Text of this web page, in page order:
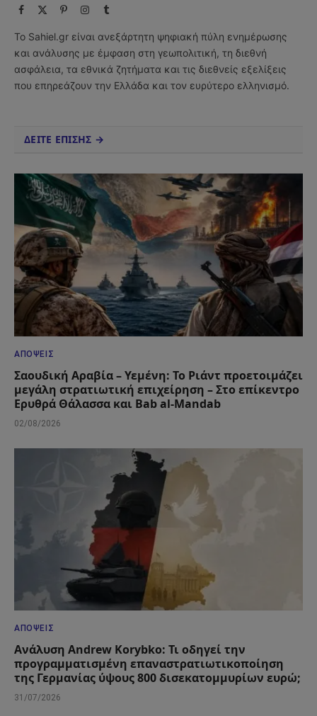
Facebook PinterestInstagram
Tumblr
Το Sahiel.gr είναι ανεξάρτητη ψηφιακή πύλη ενημέρωσης
και ανάλυσης με έμφαση στη γεωπολιτική, τη διεθνή
ασφάλεια, τα εθνικά ζητήματα και τις διεθνείς εξελίξεις
που επηρεάζουν την Ελλάδα και τον ευρύτερο ελληνισμό.
ΔΕΙΤΕ ΕΠΙΣΗΣ →
ΑΠΌΨΕΙΣ
Σαουδική Αραβία – Υεμένη: Το Ριάντ προετοιμάζει
μεγάλη στρατιωτική επιχείρηση – Στο επίκεντρο
Ερυθρά Θάλασσα και Bab al-Mandab
02/08/2026
ΑΠΌΨΕΙΣ
Ανάλυση Andrew Korybko: Τι οδηγεί την
προγραμματισμένη επαναστρατιωτικοποίηση
της Γερμανίας ύψους 800 δισεκατομμυρίων ευρώ;
31/07/2026